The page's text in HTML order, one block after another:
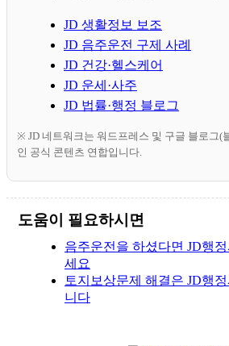
JD 생활정보 보조
JD 음주운전 구제 사례
JD 건강·헬스케어
JD 운세·사주
JD 법률·행정 블로그
※ JD 네트워크는 워드프레스 및 구글 블로그(
인 공식 콘텐츠 연합입니다.
도움이 필요하시면
음주운전을 하셨다면 JD행
세요
토지보상문제 해결은 JD행
니다